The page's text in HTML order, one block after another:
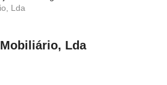
Lda
Lda